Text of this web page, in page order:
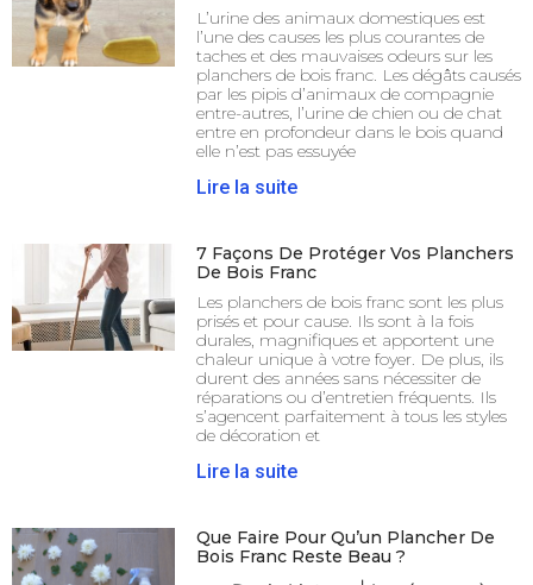
L’urine des animaux domestiques est
l’une des causes les plus courantes de
taches et des mauvaises odeurs sur les
planchers de bois franc. Les dégâts causés
par les pipis d’animaux de compagnie
entre-autres, l’urine de chien ou de chat
entre en profondeur dans le bois quand
elle n’est pas essuyée
Lire la suite
7 Façons De Protéger Vos Planchers
De Bois Franc
Les planchers de bois franc sont les plus
prisés et pour cause. Ils sont à la fois
durales, magnifiques et apportent une
chaleur unique à votre foyer. De plus, ils
durent des années sans nécessiter de
réparations ou d’entretien fréquents. Ils
s’agencent parfaitement à tous les styles
de décoration et
Lire la suite
Que Faire Pour Qu’un Plancher De
Bois Franc Reste Beau ?